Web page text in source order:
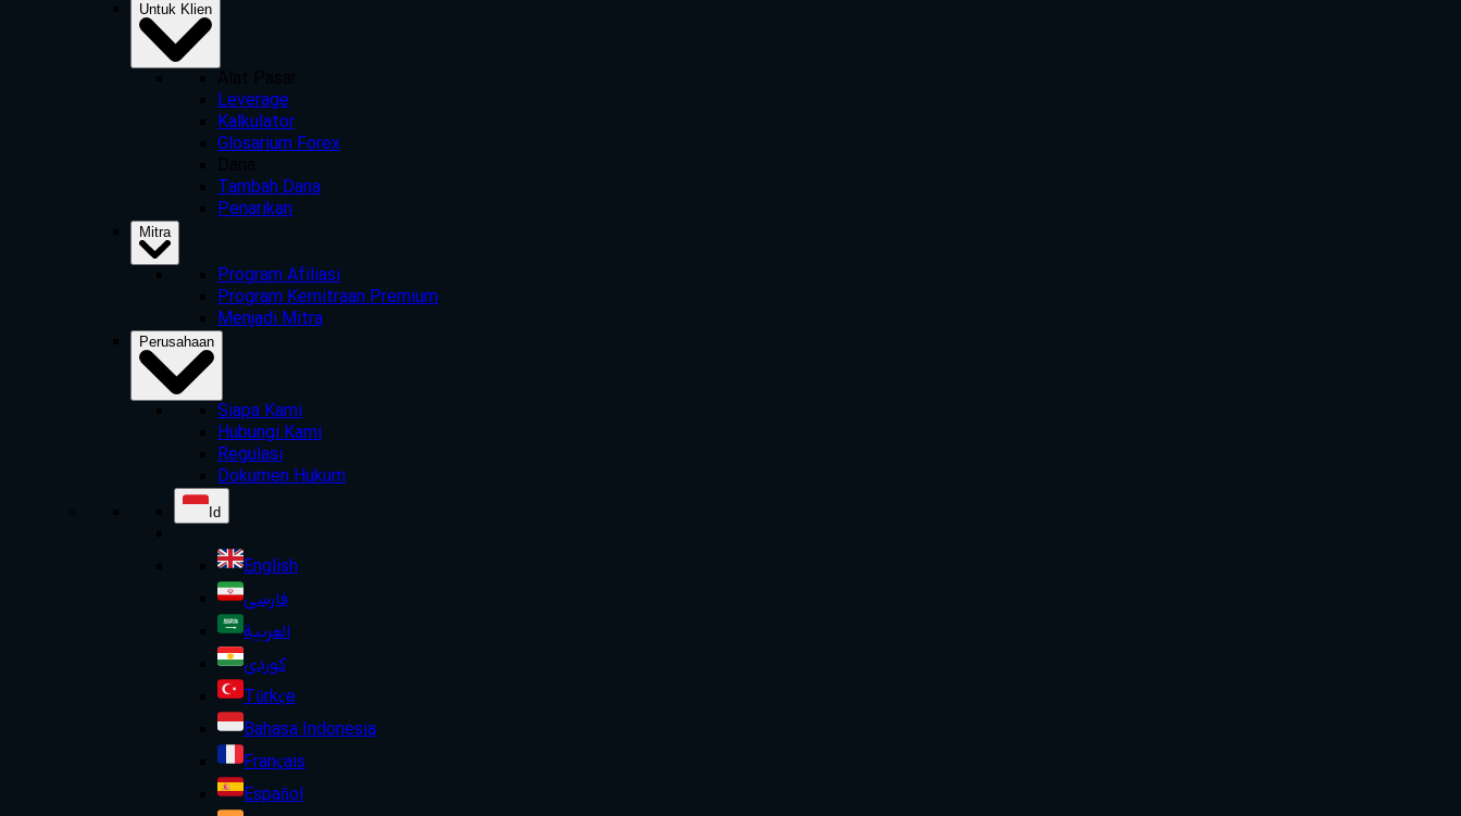
Untuk Klien
Leverage
Kalkulator
Glosarium Forex
Tambah Dana
Penarikan
Mitra
Program Afiliasi
Program Kemitraan Premium
Menjadi Mitra
Perusahaan
Siapa Kami
Hubungi Kami
Regulasi
Dokumen Hukum
Id
English
فارسی
العربية
کوردی
Türkçe
Bahasa Indonesia
Français
Español